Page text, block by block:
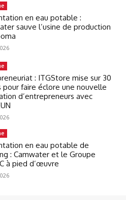
en eau potable :
sauve l’usine de production
: ITGStore mise sur 30
pour faire éclore une nouvelle
d’entrepreneurs avec
en eau potable de
: Camwater et le Groupe
à pied d’œuvre